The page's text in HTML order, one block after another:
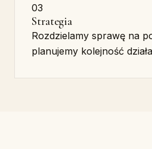
03
Strategia
Rozdzielamy sprawę na
planujemy kolejność